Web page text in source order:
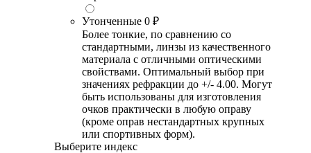
Утонченные 0 ₽
Более тонкие, по сравнению со
стандартными, линзы из качественного
материала с отличными оптическими
свойствами. Оптимальный выбор при
значениях рефракции до +/- 4.00. Могут
быть использованы для изготовления
очков практически в любую оправу
(кроме оправ нестандартных крупных
или спортивных форм).
Выберите индекс